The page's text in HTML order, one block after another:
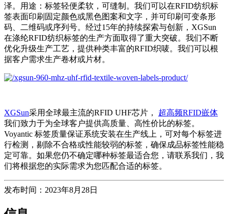
泽。用途：标签轻便柔软，可缝制。我们可以在RFID纺织标
签表面印刷固定颜色或黑色图案和文字，并可印刷可变条形
码、二维码或序列号。经过15年的持续探索与创新，XGSun
在涤纶RFID纺织标签的生产方面取得了重大突破。我们不断
优化升级生产工艺，提供种类丰富的RFID织唛。我们可以根
据客户需求生产卷材或片材。
XGSun采用全球最主流的RFID UHF芯片， 超高频RFID嵌体
我们致力于为全球客户提供高质量、高性价比的标签。
Voyantic 标签质量保证系统安装在生产线上，可对每个标签进
行检测，剔除不合格或性能较弱的标签，确保成品标签性能稳
定可靠。如果您仍不确定哪种标签最适合您，请联系我们，我
们将根据您的实际需求为您匹配合适的标签。
发布时间：2023年8月28日